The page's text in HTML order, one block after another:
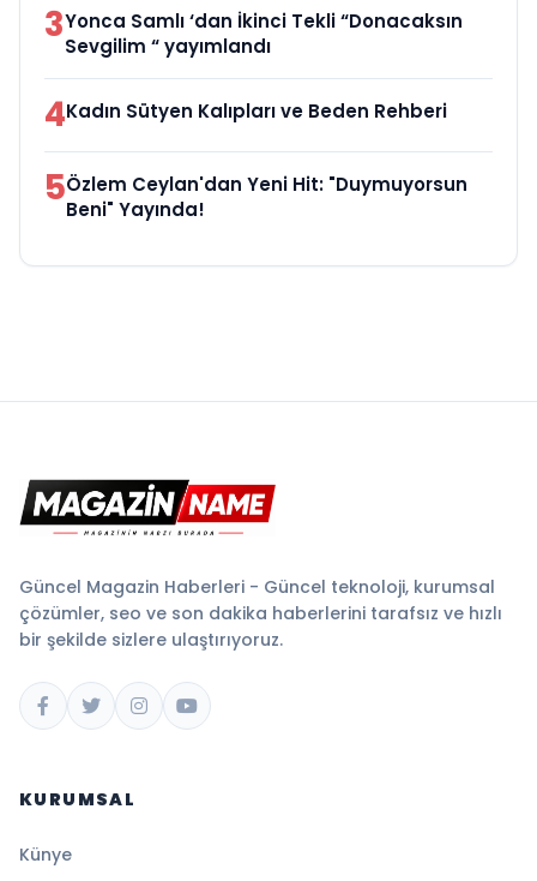
3Yonca Samlı ‘dan İkinci Tekli “Donacaksın
Sevgilim “ yayımlandı
4Kadın Sütyen Kalıpları ve Beden Rehberi
5Özlem Ceylan'dan Yeni Hit: "Duymuyorsun
Beni" Yayında!
Güncel Magazin Haberleri - Güncel teknoloji, kurumsal
çözümler, seo ve son dakika haberlerini tarafsız ve hızlı
bir şekilde sizlere ulaştırıyoruz.
KURUMSAL
Künye